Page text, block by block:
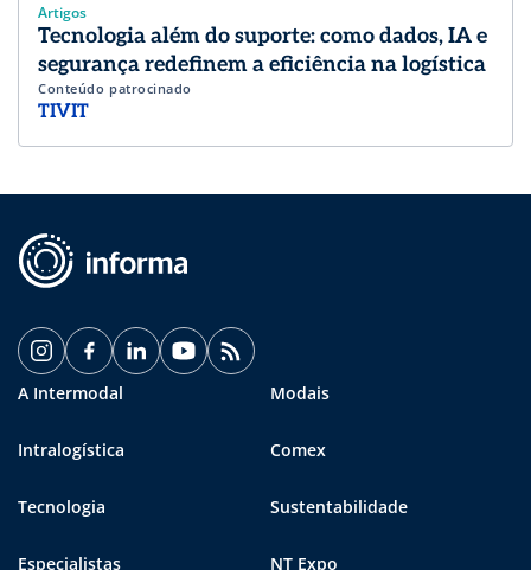
Artigos
Tecnologia além do suporte: como dados, IA e
segurança redefinem a eficiência na logística
Conteúdo patrocinado
TIVIT
A Intermodal Modais
Intralogística Comex
Tecnologia Sustentabilidade
Especialistas NT Expo